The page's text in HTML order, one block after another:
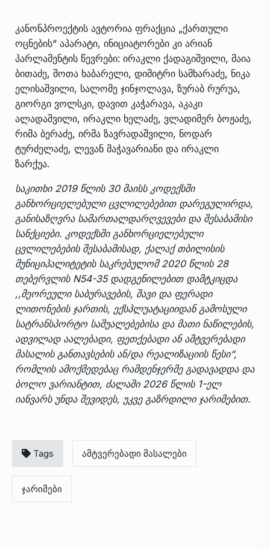
კანონპროექტის ავტორია ფრაქცია „ქართული
ოცნების“ აპარატი, ინიციატორები კი არიან
პარლამენტის წევრები: ირაკლი ქადაგიშვილი, მაია
ბითაძე, შოთა ხაბარელი, დიმიტრი სამხარაძე, ნიკა
ელისაშვილი, სალომე ჯინჯოლავა, ზურაბ რურუა,
გიორგი ვოლსკი, დავით კაჭარავა, აკაკი
ალადაშვილი, ირაკლი ხელაძე, ვლადიმერ ბოჟაძე,
რიმა ბერაძე, ირმა ზავრადაშვილი, ნოდარ
ტურძელაძე, ლევან მაჭავარიანი და ირაკლი
ზარქუა.
საკითხი 2019 წლის 30 მაისს კოდექსში
განხორციელებული ცვლილებებით დარეგულირდა,
განისაზღვრა სამართალდარღვევები და შესაბამისი
სანქციები. კოდექსში განხორციელებული
ცვლილებების შესაბამისად, ქალაქ თბილისის
მუნიციპალიტეტის საკრებულომ 2020 წლის 28
თებერვლის N54-35 დადგენილებით დამტკიცდა
,,მეორეული საბურავების, შავი და ფერადი
ლითონების ჯართის, ექსპლუატაციიდან გამოსული
სატრანსპორტო საშუალებებისა და მათი ნაწილების,
ადვილად აალებადი, ფეთქებადი ან ამტვერებადი
მასალის განთავსების ან/და რეალიზაციის წესი“,
რომლის ამოქმედებაც რამდენჯერმე გადავადდა და
ბოლო ვარიანტით, ძალაში 2026 წლის 1-ელ
იანვარს უნდა შევიდეს, უკვე გაზრდილი ჯარიმებით.
Tags ამტვერებადი მასალები
ჯარიმები